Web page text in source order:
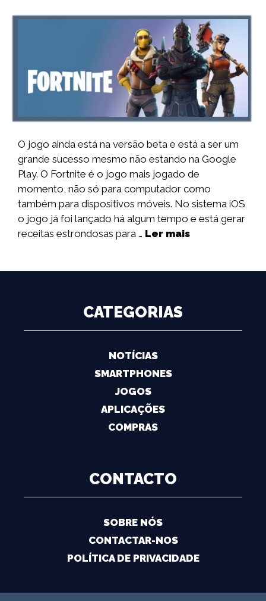
O jogo ainda está na versão beta e está a ser um
grande sucesso mesmo não estando na Google
Play. O Fortnite é o jogo mais jogado de
momento, não só para computador como
também para dispositivos móveis. No sistema iOS
o jogo já foi lançado há algum tempo e está gerar
receitas estrondosas para … Ler mais
CATEGORIAS
NOTÍCIAS
SMARTPHONES
JOGOS
APLICAÇÕES
COMPRAS
CONTACTO
SOBRE NÓS
CONTACTAR-NOS
POLÍTICA DE PRIVACIDADE